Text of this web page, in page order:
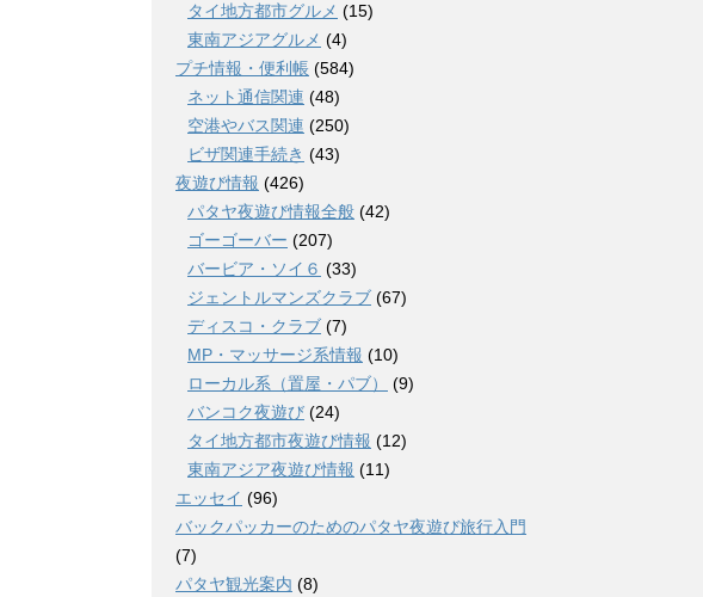
タイ地方都市グルメ (15)
東南アジアグルメ (4)
プチ情報・便利帳 (584)
ネット通信関連 (48)
空港やバス関連 (250)
ビザ関連手続き (43)
夜遊び情報 (426)
パタヤ夜遊び情報全般 (42)
ゴーゴーバー (207)
バービア・ソイ６ (33)
ジェントルマンズクラブ (67)
ディスコ・クラブ (7)
MP・マッサージ系情報 (10)
ローカル系（置屋・パブ）
(9)
バンコク夜遊び (24)
タイ地方都市夜遊び情報 (12)
東南アジア夜遊び情報 (11)
エッセイ (96)
バックパッカーのためのパタヤ夜遊び旅行入門
(7)
パタヤ観光案内 (8)